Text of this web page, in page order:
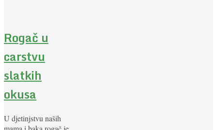
Rogač u
carstvu
slatkih
okusa
U djetinjstvu naših